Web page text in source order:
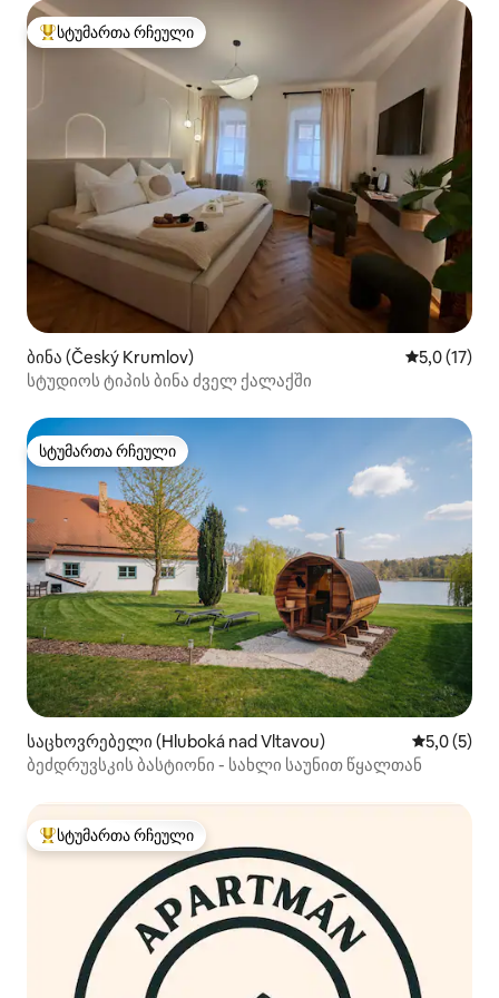
სტუმართა რჩეული მოწინავე ვარიანტი
სტუმართა რჩეული
ბინა (Český Krumlov) საშუალო
5,0 (17)
სტუდიოს ტიპის ბინა ძველ ქალაქში
სტუმართა რჩეული
სტუმართა რჩეული
საცხოვრებელი (Hluboká nad Vltavou) საშუალო
5,0 (5)
ბეძდრუვსკის ბასტიონი - სახლი საუნით წყალთან
სტუმართა რჩეული მოწინავე ვარიანტი
სტუმართა რჩეული